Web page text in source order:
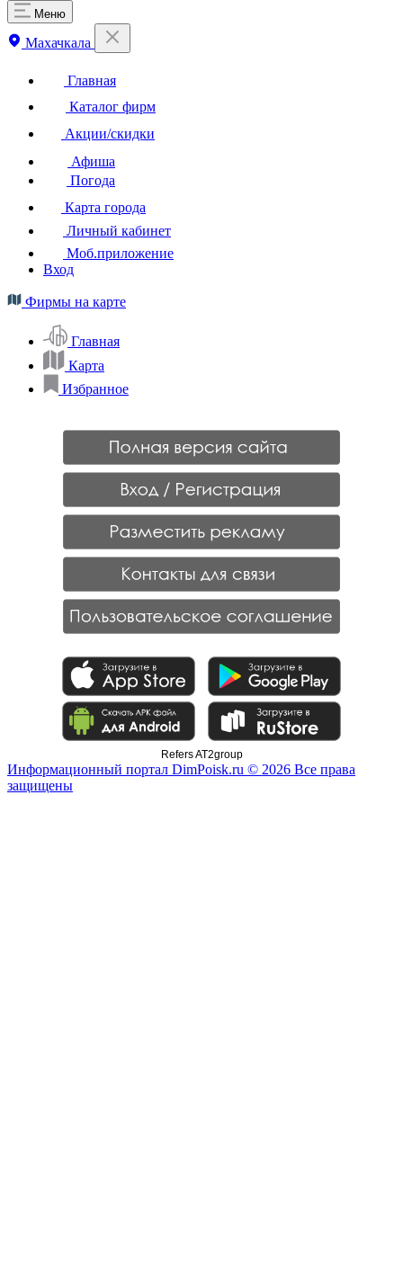
Меню
Махачкала
Главная
Каталог фирм
Акции/скидки
Афиша
Погода
Карта города
Личный кабинет
Моб.приложение
Вход
Фирмы на карте
Главная
Карта
Избранное
Refers AT2group
Информационный портал DimPoisk.ru © 2026 Все права
защищены